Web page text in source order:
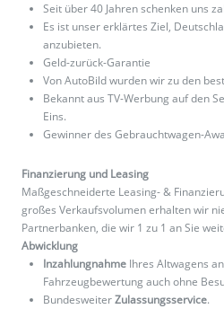
Seit über 40 Jahren schenken uns
Es ist unser erklärtes Ziel,
anzubieten.
Geld-zurück-Garantie
Von AutoBild wurden wir zu den
Bekannt aus TV-Werbung auf den
Eins.
Gewinner des Gebrauchtwagen-
Finanzierung und Leasing
Maßgeschneiderte Leasing- &
großes Verkaufsvolumen erhalten wir
Partnerbanken, die wir 1 zu 1 an Sie
Abwicklung
Inzahlungnahme Ihres Altwagens
Fahrzeugbewertung auch ohne
BundesweiterZulassungsservice.